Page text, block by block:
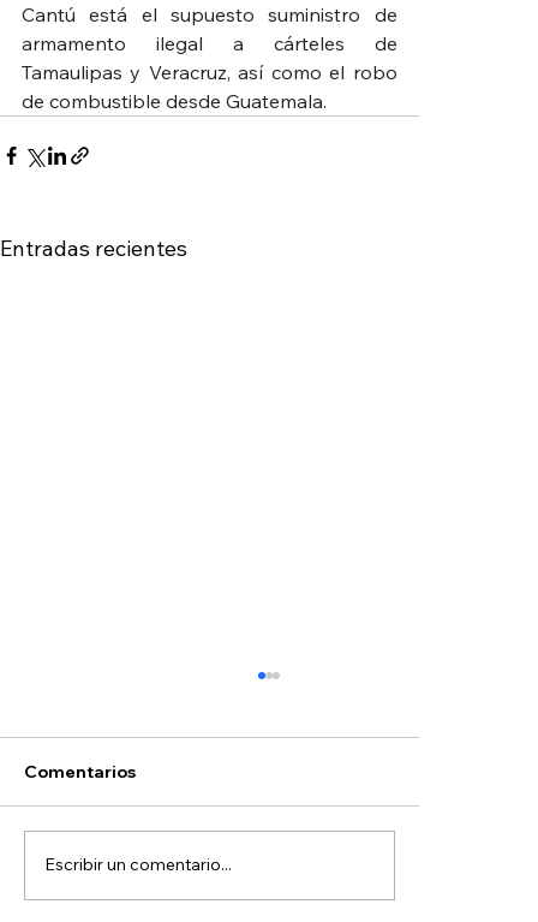
Cantú está el supuesto suministro de
armamento ilegal a cárteles de
Tamaulipas y Veracruz, así como el robo
de combustible desde Guatemala.
Entradas recientes
Comentarios
Escribir un comentario...